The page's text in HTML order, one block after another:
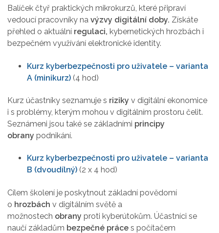
Balíček čtyř praktických mikrokurzů, které připraví
vedoucí pracovníky na výzvy digitální doby. Získáte
přehled o aktuální regu​​laci, kybernetických hrozbách i
bezpečném využívání elektronické identity.
Kurz kyberbezpečnosti pro uživatele – varianta
A (minikurz) (4 hod)
Kurz účastníky seznamuje s riziky v digitální ekonomice
i s problémy, kterým mohou v digitálním prostoru čelit.
Seznámeni jsou také se základními principy
obrany podnikání.
Kurz kyberbezpečnosti pro uživatele – varianta
B (dvoudílný) (2 x 4 hod)
​​​Cílem školení je poskytnout základní povědomí
o hrozbách v digitálním světě a
možnostech obrany proti kyberútokům. Účastníci se
naučí základům bezpečné práce s počítačem